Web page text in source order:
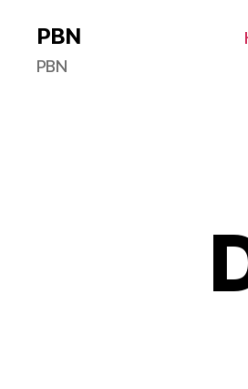
PBN
PBN